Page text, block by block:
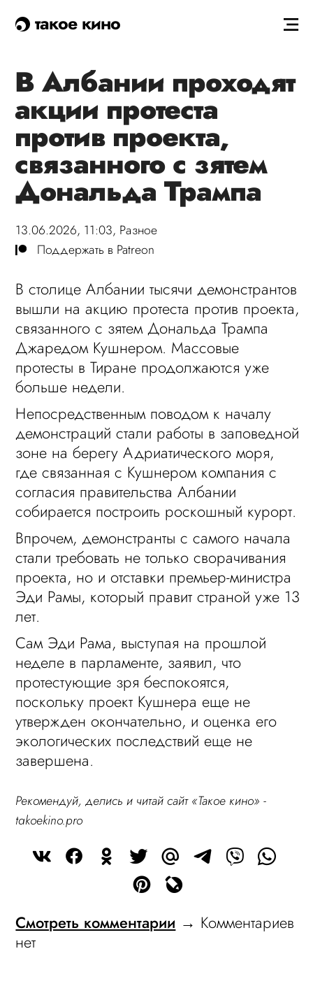
такое кино
В Албании проходят
акции протеста
против проекта,
связанного с зятем
Дональда Трампа
13.06.2026, 11:03, Разное
Поддержать в Patreon
В столице Албании тысячи демонстрантов
вышли на акцию протеста против проекта,
связанного с зятем Дональда Трампа
Джаредом Кушнером. Массовые
протесты в Тиране продолжаются уже
больше недели.
Непосредственным поводом к началу
демонстраций стали работы в заповедной
зоне на берегу Адриатического моря,
где связанная с Кушнером компания с
согласия правительства Албании
собирается построить роскошный курорт.
Впрочем, демонстранты с самого начала
стали требовать не только сворачивания
проекта, но и отставки премьер-министра
Эди Рамы, который правит страной уже 13
лет.
Сам Эди Рама, выступая на прошлой
неделе в парламенте, заявил, что
протестующие зря беспокоятся,
поскольку проект Кушнера еще не
утвержден окончательно, и оценка его
экологических последствий еще не
завершена.
Рекомендуй, делись и читай сайт «Такое кино» -
takoekino.pro
Смотреть комментарии → Комментариев
нет